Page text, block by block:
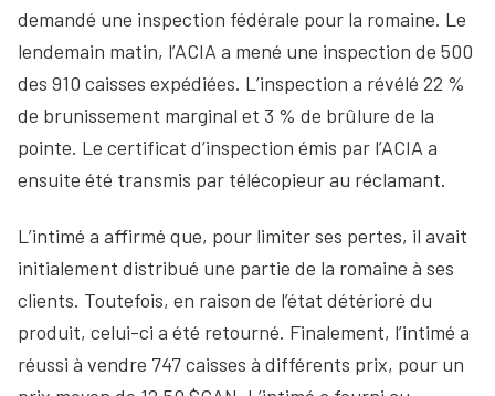
demandé une inspection fédérale pour la romaine. Le
lendemain matin, l’ACIA a mené une inspection de 500
des 910 caisses expédiées. L’inspection a révélé 22 %
de brunissement marginal et 3 % de brûlure de la
pointe. Le certificat d’inspection émis par l’ACIA a
ensuite été transmis par télécopieur au réclamant.
L’intimé a affirmé que, pour limiter ses pertes, il avait
initialement distribué une partie de la romaine à ses
clients. Toutefois, en raison de l’état détérioré du
produit, celui-ci a été retourné. Finalement, l’intimé a
réussi à vendre 747 caisses à différents prix, pour un